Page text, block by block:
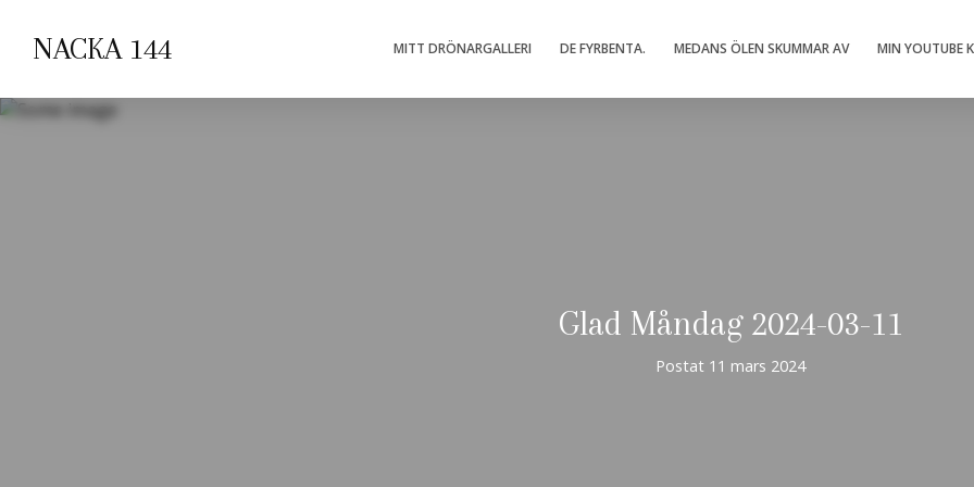
NACKA 144 MITT DRÖNARGALLERI DE FYRBENTA. MEDANS ÖLEN SKUMMAR AV MIN YOUTUBE
Glad Måndag 2024-03-11
Postat 11 mars 2024